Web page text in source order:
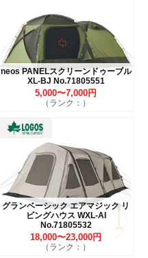
neos PANELスクリーンドゥーブル
XL-BJ No.71805551
5,000〜7,000円
（ランク：）
グランベーシック エアマジック リ
ビングハウス WXL-AI
No.71805532
18,000〜23,000円
（ランク：）